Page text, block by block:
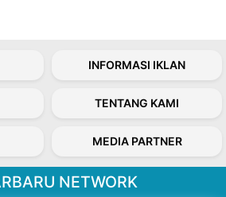
INFORMASI IKLAN
TENTANG KAMI
MEDIA PARTNER
NETWORK